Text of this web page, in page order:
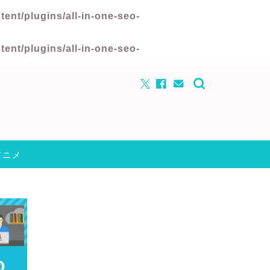
plugins/all-in-one-seo-
plugins/all-in-one-seo-
メ